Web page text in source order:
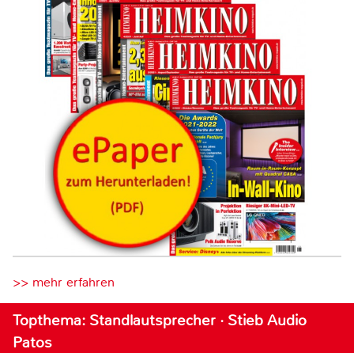
>> mehr erfahren
Topthema: Standlautsprecher · Stieb Audio
Patos